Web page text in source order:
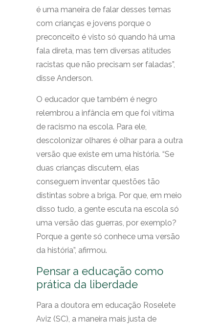
é uma maneira de falar desses temas
com crianças e jovens porque o
preconceito é visto só quando há uma
fala direta, mas tem diversas atitudes
racistas que não precisam ser faladas”,
disse Anderson.
O educador que também é negro
relembrou a infância em que foi vítima
de racismo na escola. Para ele,
descolonizar olhares é olhar para a outra
versão que existe em uma história. “Se
duas crianças discutem, elas
conseguem inventar questões tão
distintas sobre a briga. Por que, em meio
disso tudo, a gente escuta na escola só
uma versão das guerras, por exemplo?
Porque a gente só conhece uma versão
da história”, afirmou.
Pensar a educação como
prática da liberdade
Para a doutora em educação Roselete
Aviz (SC), a maneira mais justa de